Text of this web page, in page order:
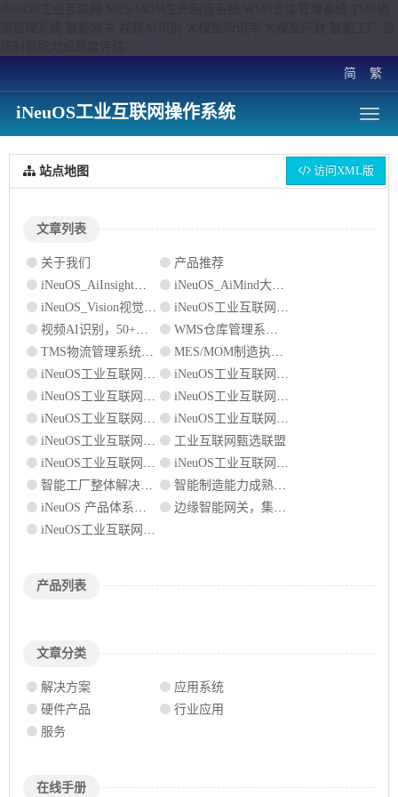
简
繁
iNeuOS工业互联网操作系统
站点地图 访问XML版
文章列表
关于我们
产品推荐
iNeuOS_AiInsight大模型智能问数
iNeuOS_AiMind大模型知识库
iNeuOS_Vision视觉分析管理平台
iNeuOS工业互联网操作系统，优惠活动
视频AI识别，50+工业场景识别
WMS仓库管理系统，提高运转效率和降低整体成本
TMS物流管理系统，降低企业物流运营成本
MES/MOM制造执行系统，打造智能化数字工厂
iNeuOS工业互联网平台，板材实时质检系统
iNeuOS工业互联网操作系统，工程师认证
iNeuOS工业互联网平台，用电测控应用案例
iNeuOS工业互联网平台，设备振动状态监测、预警和分析应用案例
iNeuOS工业互联网平台，高校实训应用案例
iNeuOS工业互联网平台，工业测控领域的应用
iNeuOS工业互联网系统 在线试用
工业互联网甄选联盟
iNeuOS工业互联网平台，设备能源领域的应用
iNeuOS工业互联网平台，机床云行业应用案例
智能工厂整体解决方案
智能制造能力成熟度测评
iNeuOS 产品体系操作及部署文档下载
边缘智能网关，集成机床、PLC和通用协议
iNeuOS工业互联网操作系统，提供全新解决方案
产品列表
文章分类
解决方案
应用系统
硬件产品
行业应用
服务
在线手册